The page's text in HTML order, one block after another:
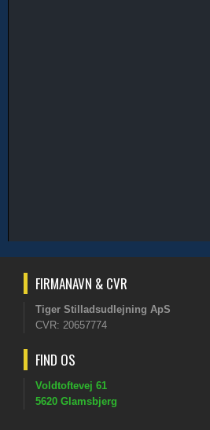
FIRMANAVN & CVR​
Tiger Stilladsudlejning ApS
CVR: ​20657774
FIND OS
Voldtoftevej 61
5620 Glamsbjerg